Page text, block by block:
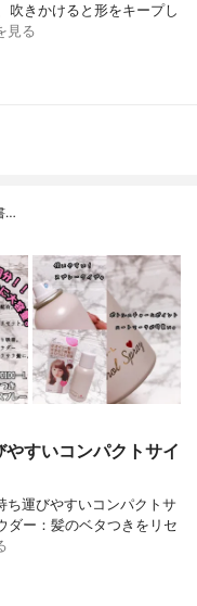
吹きかけると形をキープし
見る
…
すいコンパクトサイ
運びやすいコンパクトサ
ダー：髪のベタつきをリセ